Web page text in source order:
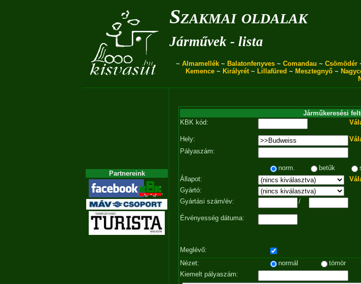
Szakmai oldalak
Járművek - lista
~ Almamellék ~ Balatonfenyves ~ Comandau ~ Csömödér
Kemence~ Királyrét~ Lillafüred ~ Mesztegnyő~
Partnereink
Járműkeresési
KBK kód:
Hely:
Pályaszám:
norm.
betűk
Állapot:
Gyártó:
Gyártási szám/év:
/
Érvényesség dátuma:
Meglévő:
Nézet:
normál tömör
Kiemelt pályaszám: